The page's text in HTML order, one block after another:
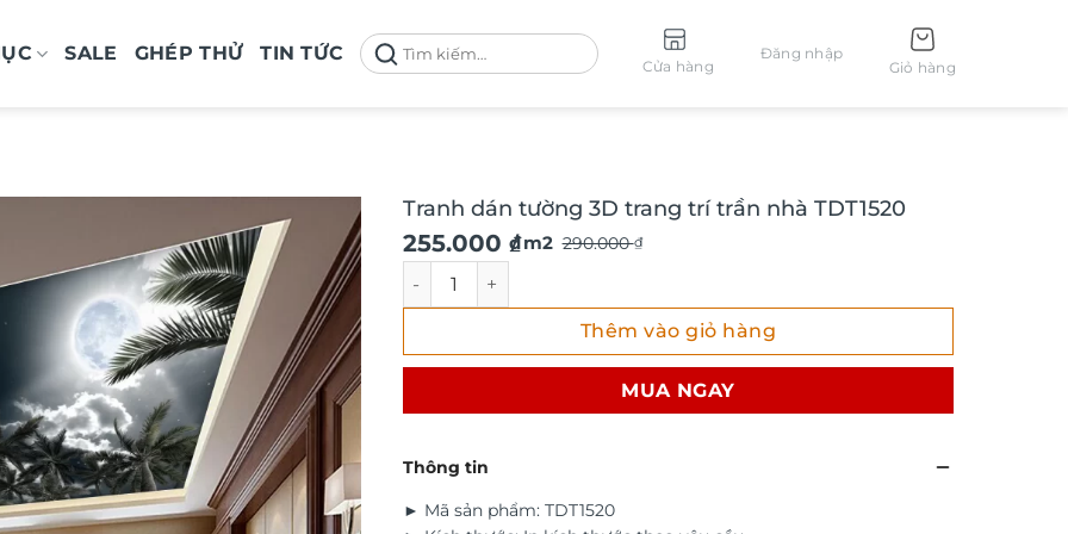
SALE GHÉP THỬ TIN TỨC
Tìm
kiếm:
Cửa hàng
Đăng nhập
Giỏ hàng
Tranh dán tường 3D trang trí trần nhà TDT1520
290.000₫
Giá
gốc
là:
290.000 ₫.
255.000 ₫
Giá
hiện
tại
là:
/ m2
Tranh dán tường 3D trang trí trần nhà TDT1520 số lượng
Thêm vào giỏ hàng
MUA NGAY
Thông tin
► Mã sản phẩm: TDT1520